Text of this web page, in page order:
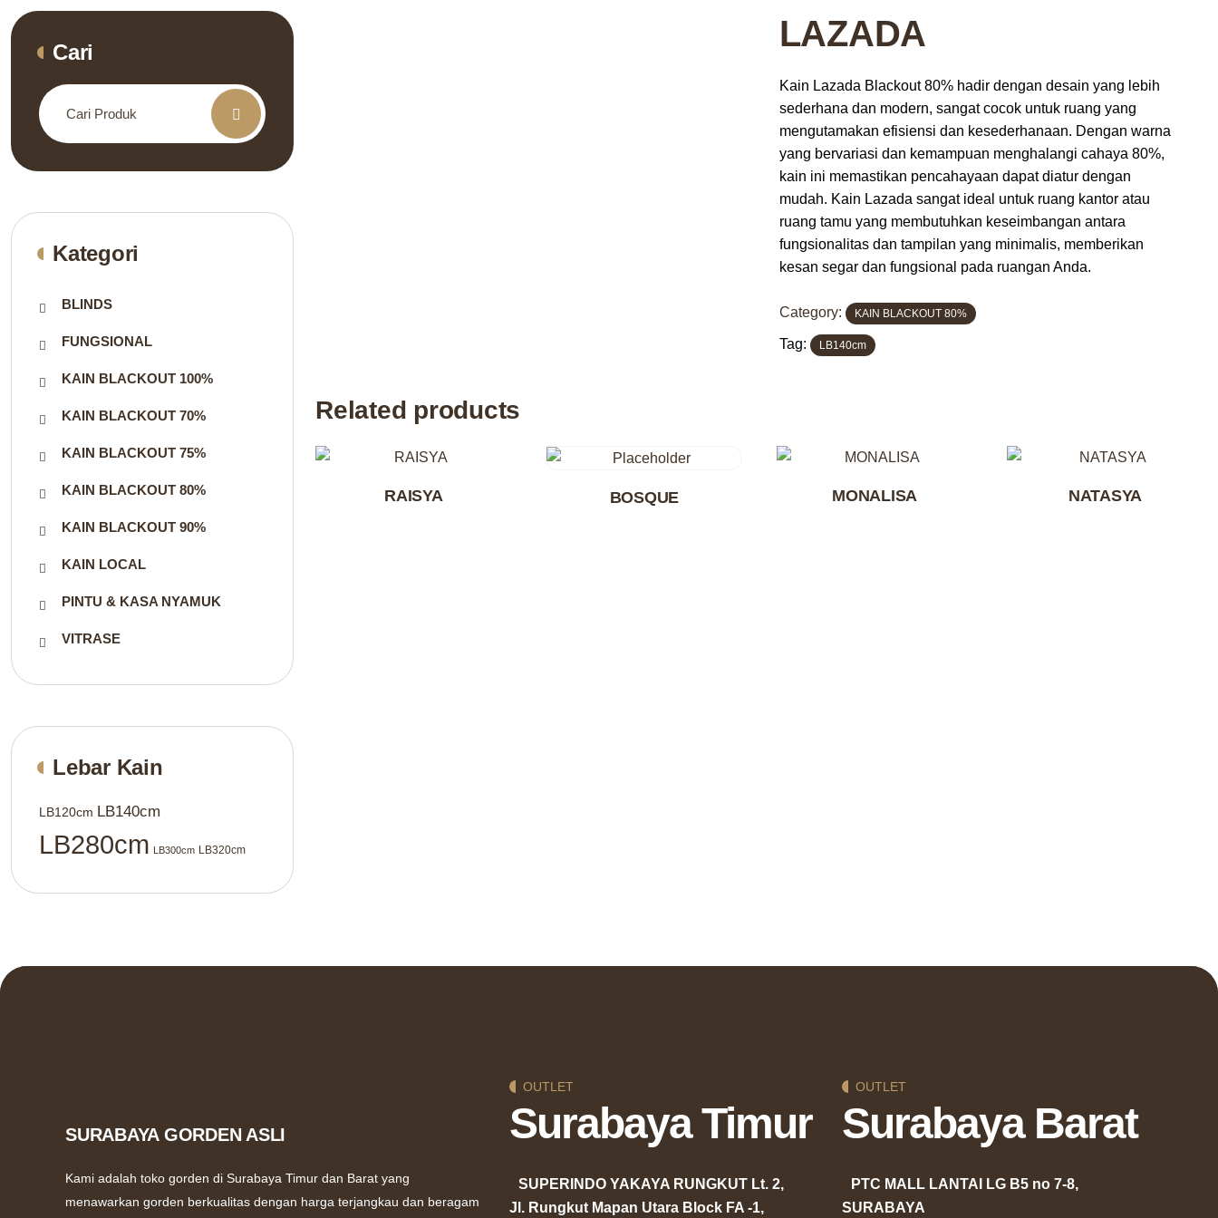
LAZADA
Kain Lazada Blackout 80% hadir dengan desain yang lebih
sederhana dan modern, sangat cocok untuk ruang yang
mengutamakan efisiensi dan kesederhanaan. Dengan warna
yang bervariasi dan kemampuan menghalangi cahaya 80%,
kain ini memastikan pencahayaan dapat diatur dengan
mudah. Kain Lazada sangat ideal untuk ruang kantor atau
ruang tamu yang membutuhkan keseimbangan antara
fungsionalitas dan tampilan yang minimalis, memberikan
kesan segar dan fungsional pada ruangan Anda.
Category: KAIN BLACKOUT 80%
Tag: LB140cm
Related products
RAISYA BOSQUE MONALISA NATASYA
Cari
Search
for:
Kategori
BLINDS
FUNGSIONAL
KAIN BLACKOUT 100%
KAIN BLACKOUT 70%
KAIN BLACKOUT 75%
KAIN BLACKOUT 80%
KAIN BLACKOUT 90%
KAIN LOCAL
PINTU & KASA NYAMUK
VITRASE
Lebar Kain
LB120cm LB140cm
LB280cm LB300cm LB320cm
SURABAYA GORDEN ASLI
Kami adalah toko gorden di Surabaya Timur dan Barat yang
menawarkan gorden berkualitas dengan harga terjangkau dan beragam
OUTLET
Surabaya Timur
SUPERINDO YAKAYA RUNGKUT Lt. 2,
Jl. Rungkut Mapan Utara Block FA -1,
OUTLET
Surabaya Barat
PTC MALL LANTAI LG B5 no 7-8,
SURABAYA